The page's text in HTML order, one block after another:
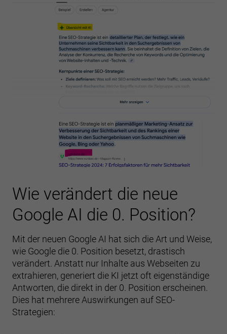
Wie verändert die neue
Google AI die 0. Position?
Mit der neuen Google AI hat sich die Art und Weise,
wie Google die 0. Position besetzt, drastisch
verändert. Anstatt nur Inhalte aus Webseiten zu
extrahieren, generiert die KI jetzt oft eigenständige
Antworten, die direkt in der 0. Position erscheinen.
Dies hat mehrere Auswirkungen auf SEO-
Strategien: